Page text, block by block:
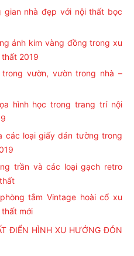
gian nhà đẹp với nội thất bọc
ánh kim vàng đồng trong xu
2019
vườn, vườn trong nhà –
hình học trong trang trí nội
các loại giấy dán tường trong
trần và các loại gạch retro
tắm Vintage hoài cổ xu
mới
ĐIỂN HÌNH XU HƯỚNG ĐÓN